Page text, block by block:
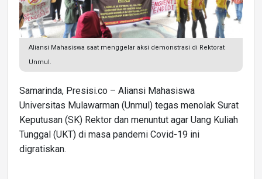
Aliansi Mahasiswa saat menggelar aksi demonstrasi di Rektorat
Unmul.
Samarinda, Presisi.co – Aliansi Mahasiswa
Universitas Mulawarman (Unmul) tegas menolak Surat
Keputusan (SK) Rektor dan menuntut agar Uang Kuliah
Tunggal (UKT) di masa pandemi Covid-19 ini
digratiskan.